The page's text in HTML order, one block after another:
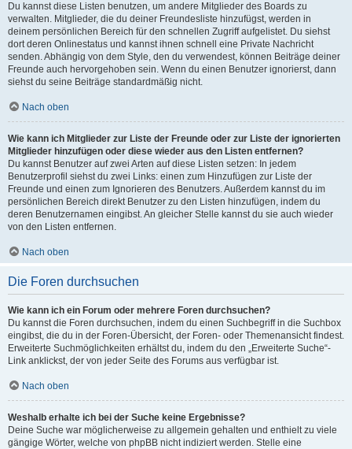
Du kannst diese Listen benutzen, um andere Mitglieder des Boards zu
verwalten. Mitglieder, die du deiner Freundesliste hinzufügst, werden in
deinem persönlichen Bereich für den schnellen Zugriff aufgelistet. Du siehst
dort deren Onlinestatus und kannst ihnen schnell eine Private Nachricht
senden. Abhängig von dem Style, den du verwendest, können Beiträge deiner
Freunde auch hervorgehoben sein. Wenn du einen Benutzer ignorierst, dann
siehst du seine Beiträge standardmäßig nicht.
Nach oben
Wie kann ich Mitglieder zur Liste der Freunde oder zur Liste der ignorierten
Mitglieder hinzufügen oder diese wieder aus den Listen entfernen?
Du kannst Benutzer auf zwei Arten auf diese Listen setzen: In jedem
Benutzerprofil siehst du zwei Links: einen zum Hinzufügen zur Liste der
Freunde und einen zum Ignorieren des Benutzers. Außerdem kannst du im
persönlichen Bereich direkt Benutzer zu den Listen hinzufügen, indem du
deren Benutzernamen eingibst. An gleicher Stelle kannst du sie auch wieder
von den Listen entfernen.
Nach oben
Die Foren durchsuchen
Wie kann ich ein Forum oder mehrere Foren durchsuchen?
Du kannst die Foren durchsuchen, indem du einen Suchbegriff in die Suchbox
eingibst, die du in der Foren-Übersicht, der Foren- oder Themenansicht findest.
Erweiterte Suchmöglichkeiten erhältst du, indem du den „Erweiterte Suche“-
Link anklickst, der von jeder Seite des Forums aus verfügbar ist.
Nach oben
Weshalb erhalte ich bei der Suche keine Ergebnisse?
Deine Suche war möglicherweise zu allgemein gehalten und enthielt zu viele
gängige Wörter, welche von phpBB nicht indiziert werden. Stelle eine